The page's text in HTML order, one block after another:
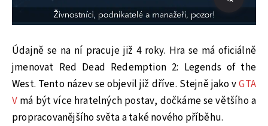
Údajně se na ní pracuje již 4 roky. Hra se má oficiálně
jmenovat Red Dead Redemption 2: Legends of the
West. Tento název se objevil již dříve. Stejně jako vGTA
V má být více hratelných postav, dočkáme se většího a
propracovanějšího světa a také nového příběhu.